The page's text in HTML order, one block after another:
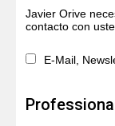
Javier Orive
contacto con
E-Mail,